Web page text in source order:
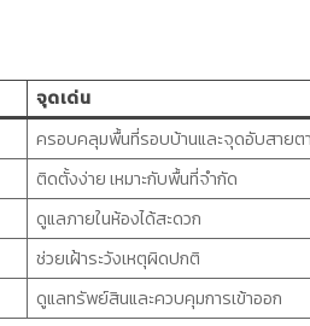
จุดเด่น
ครอบคลุมพื้นที่รอบบ้านและจุดอับสายต
ติดตั้งง่าย เหมาะกับพื้นที่จำกัด
ดูแลภายในห้องได้สะดวก
ช่วยเฝ้าระวังเหตุผิดปกติ
ดูแลทรัพย์สินและควบคุมการเข้าออก